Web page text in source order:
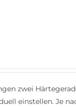
zwei
einstellen. Je